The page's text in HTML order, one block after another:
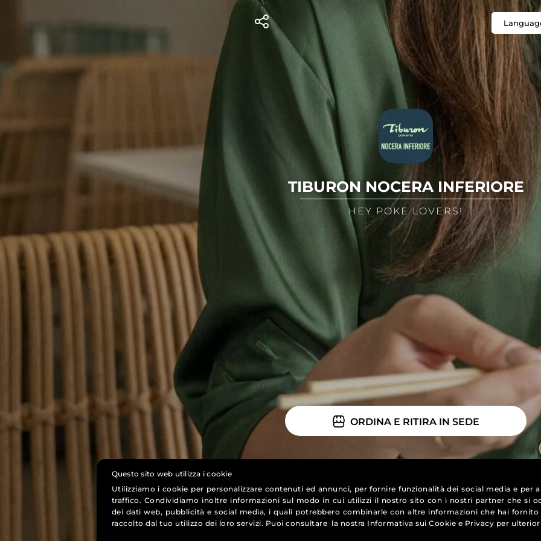
Questo sito web utilizza i cookie
Utilizziamo i cookie per personalizzare contenuti ed annunci, per fornire funzionalità dei social media e per
traffico. Condividiamo inoltre informazioni sul modo in cui utilizzi il nostro sito con i nostri partner che si
dei dati web, pubblicità e social media, i quali potrebbero combinarle con altre informazioni che hai
raccolto dal tuo utilizzo dei loro servizi. Puoi consultare la nostra Informativa sui Cookie e Privacy per
TIBURON NOCERA INFERIORE
HEY POKE LOVERS!
ORDINA E RITIRA IN SEDE